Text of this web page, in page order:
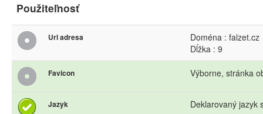
Použiteľnosť
Url adresa
Doména : falzet.cz
Dĺžka : 9
Favicon Výborne, stránka
Jazyk Deklarovaný jazyk